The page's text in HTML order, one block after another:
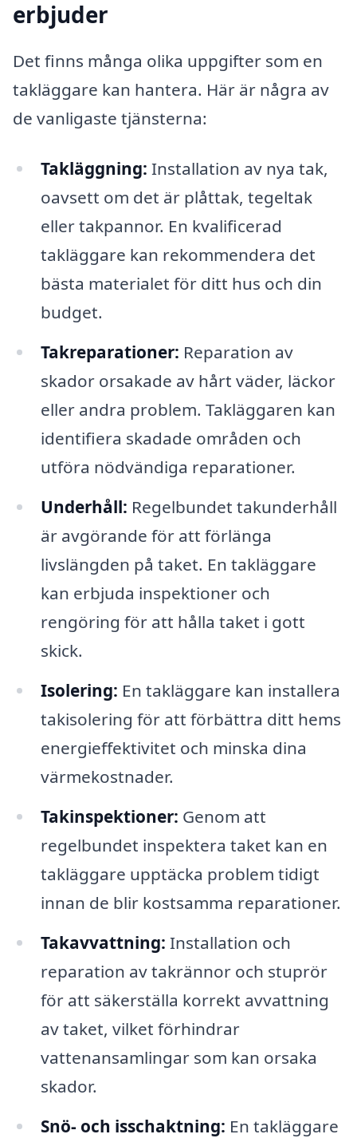
erbjuder
Det finns många olika uppgifter som en
takläggare kan hantera. Här är några av
de vanligaste tjänsterna:
Takläggning: Installation av nya tak,
oavsett om det är plåttak, tegeltak
eller takpannor. En kvalificerad
takläggare kan rekommendera det
bästa materialet för ditt hus och din
budget.
Takreparationer: Reparation av
skador orsakade av hårt väder, läckor
eller andra problem. Takläggaren kan
identifiera skadade områden och
utföra nödvändiga reparationer.
Underhåll: Regelbundet takunderhåll
är avgörande för att förlänga
livslängden på taket. En takläggare
kan erbjuda inspektioner och
rengöring för att hålla taket i gott
skick.
Isolering: En takläggare kan installera
takisolering för att förbättra ditt hems
energieffektivitet och minska dina
värmekostnader.
Takinspektioner: Genom att
regelbundet inspektera taket kan en
takläggare upptäcka problem tidigt
innan de blir kostsamma reparationer.
Takavvattning: Installation och
reparation av takrännor och stuprör
för att säkerställa korrekt avvattning
av taket, vilket förhindrar
vattenansamlingar som kan orsaka
skador.
Snö- och isschaktning: En takläggare